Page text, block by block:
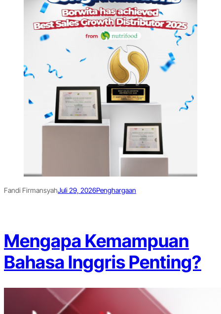
Fandi FirmansyahJuli 29, 2026Penghargaan
Mengapa Kemampuan
Bahasa Inggris Penting?